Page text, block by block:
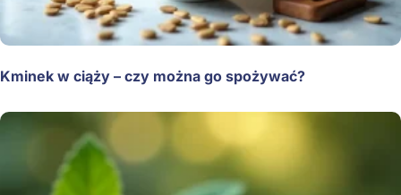
Kminek w ciąży – czy można go spożywać?